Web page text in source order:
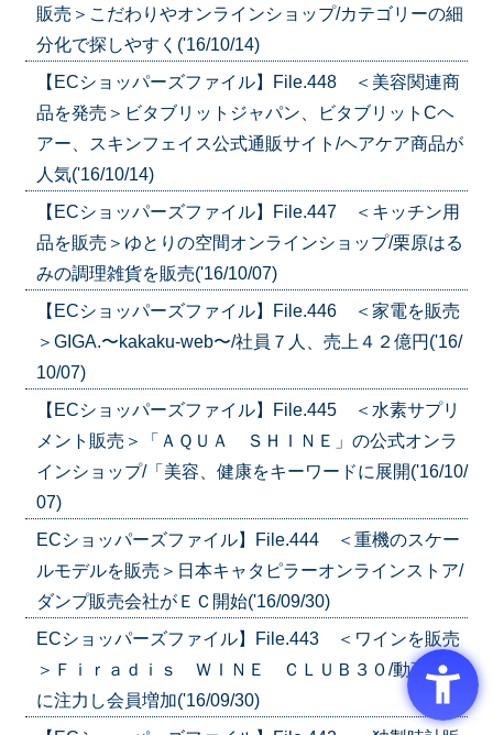
販売＞こだわりやオンラインショップ/カテゴリーの細
分化で探しやすく('16/10/14)
【ECショッパーズファイル】File.448 ＜美容関連商
品を発売＞ビタブリットジャパン、ビタブリットCヘ
アー、スキンフェイス公式通販サイト/ヘアケア商品が
人気('16/10/14)
【ECショッパーズファイル】File.447 ＜キッチン用
品を販売＞ゆとりの空間オンラインショップ/栗原はる
みの調理雑貨を販売('16/10/07)
【ECショッパーズファイル】File.446 ＜家電を販売
＞GIGA.〜kakaku-web〜/社員７人、売上４２億円('16/
10/07)
【ECショッパーズファイル】File.445 ＜水素サプリ
メント販売＞「ＡＱＵＡ ＳＨＩＮＥ」の公式オンラ
インショップ/「美容、健康をキーワードに展開('16/10/
07)
ECショッパーズファイル】File.444 ＜重機のスケー
ルモデルを販売＞日本キャタピラーオンラインストア/
ダンプ販売会社がＥＣ開始('16/09/30)
ECショッパーズファイル】File.443 ＜ワインを販売
＞Ｆｉｒａｄｉｓ ＷＩＮＥ ＣＬＵＢ３０/動画解説
に注力し会員増加('16/09/30)